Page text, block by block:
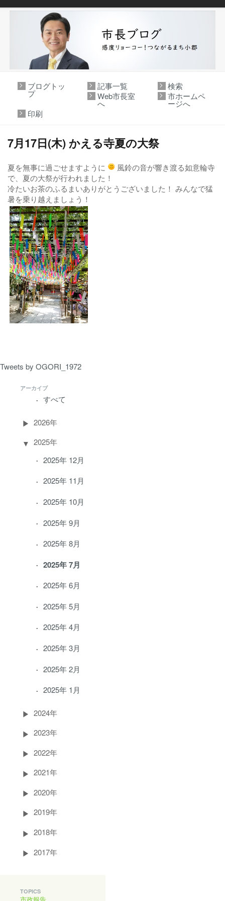
ブログトッ
プ
記事一覧
検索
Web市長室
へ
市ホームペ
ージへ
印刷
Tweets by OGORI_1972
アーカイブ
すべて
2026年
2025年
2025年 12月
2025年 11月
2025年 10月
2025年 9月
2025年 8月
2025年 7月
2025年 6月
2025年 5月
2025年 4月
2025年 3月
2025年 2月
2025年 1月
2024年
2023年
2022年
2021年
2020年
2019年
2018年
2017年
TOPICS
7月17日(木) かえる寺夏の大祭
夏を無事に過ごせますように
風鈴の音が響き渡る如意輪寺
で、夏の大祭が行われました！
冷たいお茶のふるまいありがとうございました！ みんなで猛
暑を乗り越えましょう！